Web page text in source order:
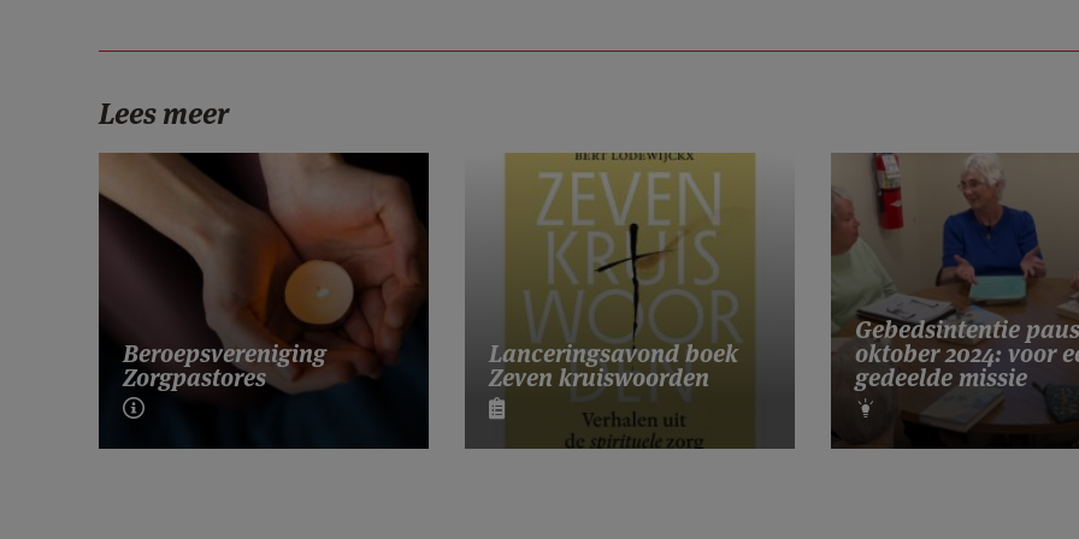
Lees meer
Beroepsvereniging
Zorgpastores
Lanceringsavond boek
Zeven kruiswoorden
Gebedsintentie paus
oktober 2024: voor
gedeelde missie